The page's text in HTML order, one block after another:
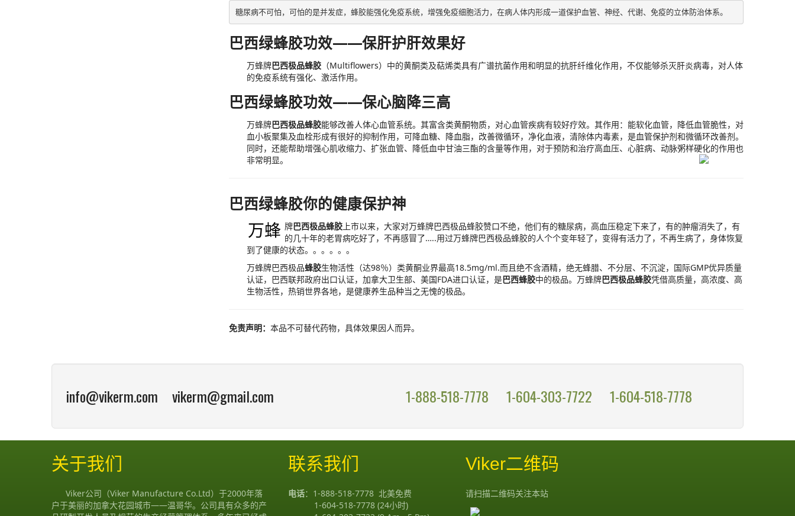
糖尿病不可怕，可怕的是并发症，蜂胶能强化免疫系统，增强免疫细胞活力，在病人体内形成一道保护血管、神经、代谢、免疫的立体防治体系。
巴西绿蜂胶功效——保肝护肝效果好
万蜂牌巴西极品蜂胶 （Multiflowers）中的黄酮类及萜烯类具有广谱抗菌作用和明显的抗肝纤维化作用，不仅能够杀灭肝炎病毒，对人体
的免疫系统有强化、激活作用。
巴西绿蜂胶功效——保心脑降三高
万蜂牌巴西极品蜂胶能够改善人体心血管系统。其富含类黄酮物质，对心血管疾病有较好疗效。其作用：能软化血管，降低血管脆性，对
血小板聚集及血栓形成有很好的抑制作用，可降血糖、降血脂，改善微循环，净化血液，清除体内毒素，是血管保护剂和微循环改善剂。
同时，还能帮助增强心肌收缩力、扩张血管、降低血中甘油三酯的含量等作用，对于预防和治疗高血压、心脏病、动脉粥样硬化的作用也
非常明显。
巴西绿蜂胶你的健康保护神
万蜂 牌巴西极品蜂胶 上市以来，大家对万蜂牌巴西极品蜂胶赞口不绝，他们有的糖尿病，高血压稳定下来了，有的肿瘤消失了，有
的几十年的老胃病吃好了，不再感冒了…..用过万蜂牌巴西极品蜂胶的人个个变年轻了，变得有活力了，不再生病了，身体恢复
到了健康的状态。。。。。。
万蜂牌巴西极品蜂胶生物活性（达98％）类黄酮业界最高18.5mg/ml.而且绝不含酒精，绝无蜂腊、不分层、不沉淀，国际GMP优异质量
认证，巴西联邦政府出口认证，加拿大卫生部、美国FDA进口认证，是巴西蜂胶中的极品。万蜂牌巴西极品蜂胶凭借高质量，高浓度、高
生物活性，热销世界各地，是健康养生品种当之无愧的极品。
免责声明： 本品不可替代药物，具体效果因人而异。
info@vikerm.com vikerm@gmail.com 1-888-518-7778 1-604-303-7722 1-604-518-7778
关于我们
Viker公司（Viker Manufacture Co.Ltd）于2000年落
户于美丽的加拿大花园城市——温哥华。公司具有众多的产
联系我们
电话： 1-888-518-7778 北美免费
1-604-518-7778 (24小时)
Viker二维码
请扫描二维码关注本站